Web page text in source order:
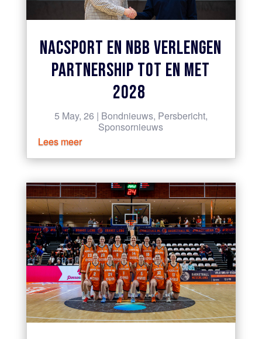
NACSPORT EN NBB VERLENGEN
PARTNERSHIP TOT EN MET
2028
5 May, 26 | Bondnieuws, Persbericht,
Sponsornieuws
Lees meer